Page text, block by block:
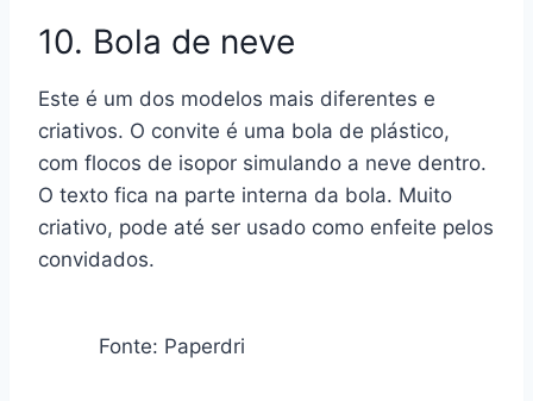
10. Bola de neve
Este é um dos modelos mais diferentes e
criativos. O convite é uma bola de plástico,
com flocos de isopor simulando a neve dentro.
O texto fica na parte interna da bola. Muito
criativo, pode até ser usado como enfeite pelos
convidados.
Fonte: Paperdri